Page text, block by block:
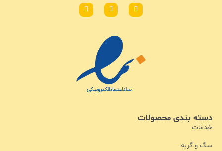
دسته بندی محصولات
خدمات
سگ و گربه